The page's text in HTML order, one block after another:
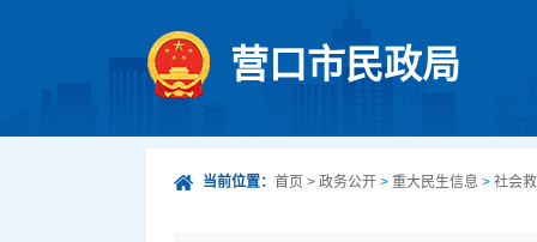
营口市民政局
当前位置： 首页 > 政务公开 > 重大民生信息 > 社会